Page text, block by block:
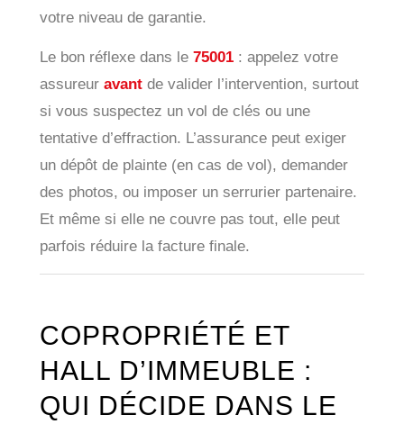
votre niveau de garantie.
Le bon réflexe dans le 75001: appelez votre
assureur avantde valider l’intervention, surtout
si vous suspectez un vol de clés ou une
tentative d’effraction. L’assurance peut exiger
un dépôt de plainte (en cas de vol), demander
des photos, ou imposer un serrurier partenaire.
Et même si elle ne couvre pas tout, elle peut
parfois réduire la facture finale.
COPROPRIÉTÉ ET
HALL D’IMMEUBLE :
QUI DÉCIDE DANS LE